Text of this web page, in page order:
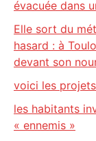
évacuée dans
Elle sort du
hasard : à
devant son
voici les
les habitants
« ennemis »